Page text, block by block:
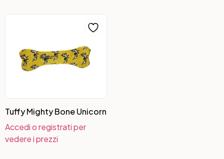
Tuffy Mighty Bone Unicorn
Accedi o registrati per
vedere i prezzi